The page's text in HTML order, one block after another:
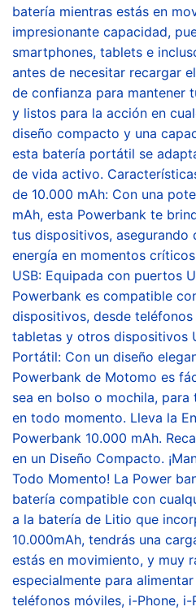
batería mientras estás en
impresionante capacidad,
smartphones, tablets e
antes de necesitar recargar
de confianza para mantener
y listos para la acción en
diseño compacto y una
esta batería portátil se
de vida activo.
de 10.000 mAh: Con una
mAh, esta Powerbank te
tus dispositivos, asegurando
energía en momentos
USB: Equipada con puertos
Powerbank es compatible
dispositivos, desde
tabletas y otros dispositivos
Portátil: Con un diseño
Powerbank de Motomo es
sea en bolso o mochila, para
en todo momento. Lleva la
Powerbank 10.000 mAh.
en un Diseño Compacto.
Todo Momento! La Power
batería compatible con
a la batería de Litio que
10.000mAh, tendrás una
estás en movimiento, y muy
especialmente para
teléfonos móviles, i-Phone, i-